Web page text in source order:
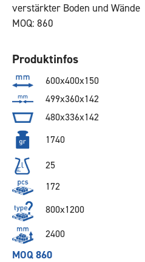
verstärkter Boden und Wände
MOQ: 860
Produktinfos
600x400x150
499x360x142
480x336x142
1740
25
172
800x1200
2400
MOQ 860